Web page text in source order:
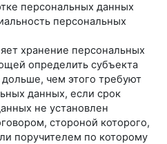
персональных данных
персональных
хранение персональных
определить субъекта
чем этого требуют
данных, если срок
не установлен
стороной которого,
поручителем по которому